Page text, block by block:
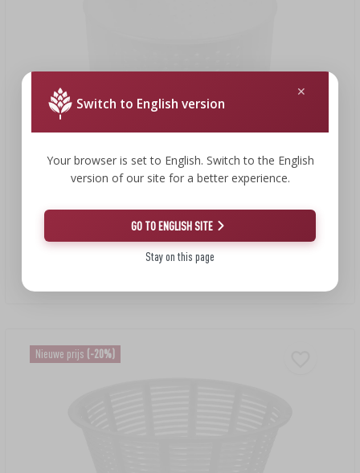
Ronde kaasvorm Ø 10 x 9,5 cm voor 300 g
4,01 €
4,01 EUR/st.
Nieuwe prijs (-20%)
Switch to English version
Your browser is set to English. Switch to the English
version of our site for a better experience.
GO TO ENGLISH SITE
Stay on this page